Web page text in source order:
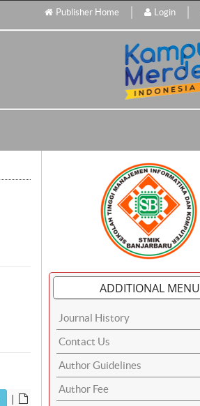
Publisher Home Login
|
ADDITIONAL MENU
Journal History
Contact Us
Author Guidelines
Author Fee